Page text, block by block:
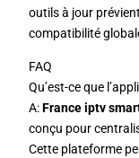
outils à jour
compatibilité
FAQ
Qu’est-ce que
A:France iptv
conçu pour
Cette plateforme